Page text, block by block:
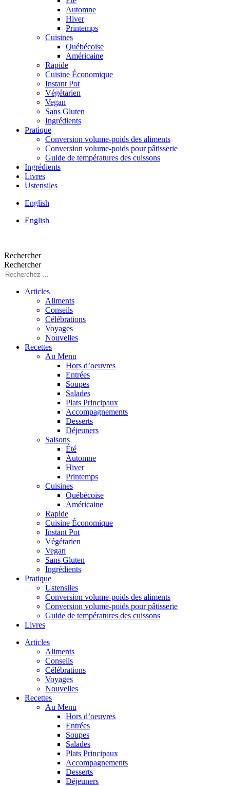
Automne
Hiver
Printemps
Cuisines
Québécoise
Américaine
Rapide
Cuisine Économique
Instant Pot
Végétarien
Vegan
Sans Gluten
Ingrédients
Pratique
Conversion volume-poids des aliments
Conversion volume-poids pour pâtisserie
Guide de températures des cuissons
Ingrédients
Livres
Ustensiles
English
English
Rechercher
Rechercher
Articles
Aliments
Conseils
Célébrations
Voyages
Nouvelles
Recettes
Au Menu
Hors d’oeuvres
Entrées
Soupes
Salades
Plats Principaux
Accompagnements
Desserts
Déjeuners
Saisons
Été
Automne
Hiver
Printemps
Cuisines
Québécoise
Américaine
Rapide
Cuisine Économique
Instant Pot
Végétarien
Vegan
Sans Gluten
Ingrédients
Pratique
Ustensiles
Conversion volume-poids des aliments
Conversion volume-poids pour pâtisserie
Guide de températures des cuissons
Livres
Articles
Aliments
Conseils
Célébrations
Voyages
Nouvelles
Recettes
Au Menu
Hors d’oeuvres
Entrées
Soupes
Salades
Plats Principaux
Accompagnements
Desserts
Déjeuners